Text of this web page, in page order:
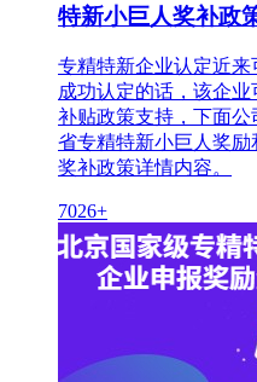
特新小巨人奖补政
专精特新企业认定近
成功认定的话，该企
补贴政策支持，下面公
省专精特新小巨人奖励
奖补政策详情内容。
7026+